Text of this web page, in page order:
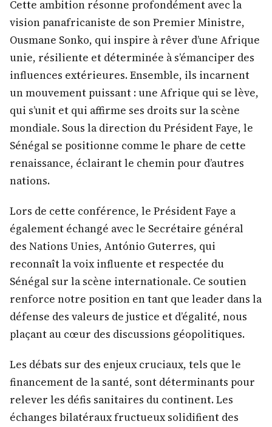
Cette ambition résonne profondément avec la
vision panafricaniste de son Premier Ministre,
Ousmane Sonko, qui inspire à rêver d’une Afrique
unie, résiliente et déterminée à s’émanciper des
influences extérieures. Ensemble, ils incarnent
un mouvement puissant : une Afrique qui se lève,
qui s’unit et qui affirme ses droits sur la scène
mondiale. Sous la direction du Président Faye, le
Sénégal se positionne comme le phare de cette
renaissance, éclairant le chemin pour d’autres
nations.
Lors de cette conférence, le Président Faye a
également échangé avec le Secrétaire général
des Nations Unies, António Guterres, qui
reconnaît la voix influente et respectée du
Sénégal sur la scène internationale. Ce soutien
renforce notre position en tant que leader dans la
défense des valeurs de justice et d’égalité, nous
plaçant au cœur des discussions géopolitiques.
Les débats sur des enjeux cruciaux, tels que le
financement de la santé, sont déterminants pour
relever les défis sanitaires du continent. Les
échanges bilatéraux fructueux solidifient des